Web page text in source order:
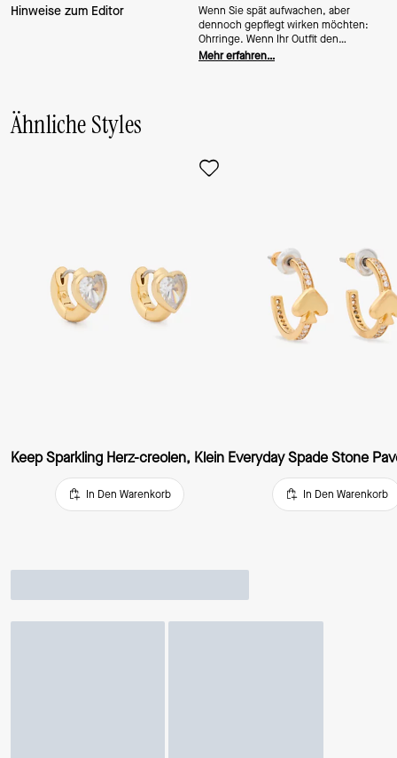
Hinweise zum Editor
Wenn Sie spät aufwachen, aber
dennoch gepflegt wirken möchten:
Ohrringe. Wenn Ihr Outfit den
perfekten letzten Schliff braucht:
Mehr erfahren…
Ähnliche Styles
Keep Sparkling Herz-creolen, Klein
In Den Warenkorb In Den Warenkorb